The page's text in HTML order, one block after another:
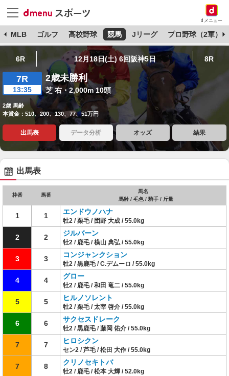
dメニュー
MLB ゴルフ 高校野球 競馬 Jリーグ プロ野球（2軍）
6R 12月18日(土) 6回阪神5日 8R
7R
13:35
2歳未勝利
芝 右・2,000m 10頭
2歳 馬齢
本賞金：510、200、130、77、51万円
出馬表 データ分析 オッズ 結果
出馬表
枠番 馬番
馬名
馬齢 / 毛色 / 騎手 / 斤量
1 1 エンドウノハナ
牡2 / 栗毛 / 団野 大成 / 55.0kg
2 2 ジルバーン
牡2 / 鹿毛 / 横山 典弘 / 55.0kg
3 3 コンジャンクション
牡2 / 黒鹿毛 / C.デムーロ / 55.0kg
4 4 グロー
牡2 / 鹿毛 / 和田 竜二 / 55.0kg
5 5 ヒルノソレント
牡2 / 栗毛 / 太宰 啓介 / 55.0kg
6 6 サクセスドレーク
牡2 / 黒鹿毛 / 藤岡 佑介 / 55.0kg
7 7 ヒロシクン
セン2 / 芦毛 / 松田 大作 / 55.0kg
7 8 クリノセキトバ
牡2 / 鹿毛 / 松本 大輝 / 52.0kg